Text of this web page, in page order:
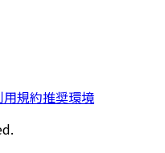
用規約推奨環境